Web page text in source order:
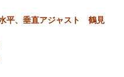
平、垂直アジャスト 鶴見